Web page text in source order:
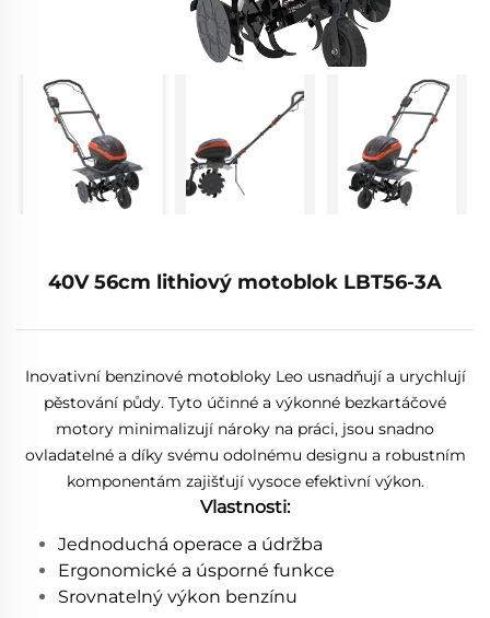
40V 56cm lithiový motoblok LBT56-3A
Inovativní benzinové motobloky Leo usnadňují a urychlují
pěstování půdy. Tyto účinné a výkonné bezkartáčové
motory minimalizují nároky na práci, jsou snadno
ovladatelné a díky svému odolnému designu a robustním
komponentám zajišťují vysoce efektivní výkon.
Vlastnosti:
Jednoduchá operace a údržba
Ergonomické a úsporné funkce
Srovnatelný výkon benzínu